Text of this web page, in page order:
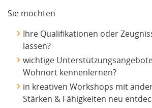
Sie möchten
Ihre Qualifikationen oder
lassen?
wichtige
Wohnort kennenlernen?
in kreativen Workshops mit
Stärken & Fähigkeiten neu